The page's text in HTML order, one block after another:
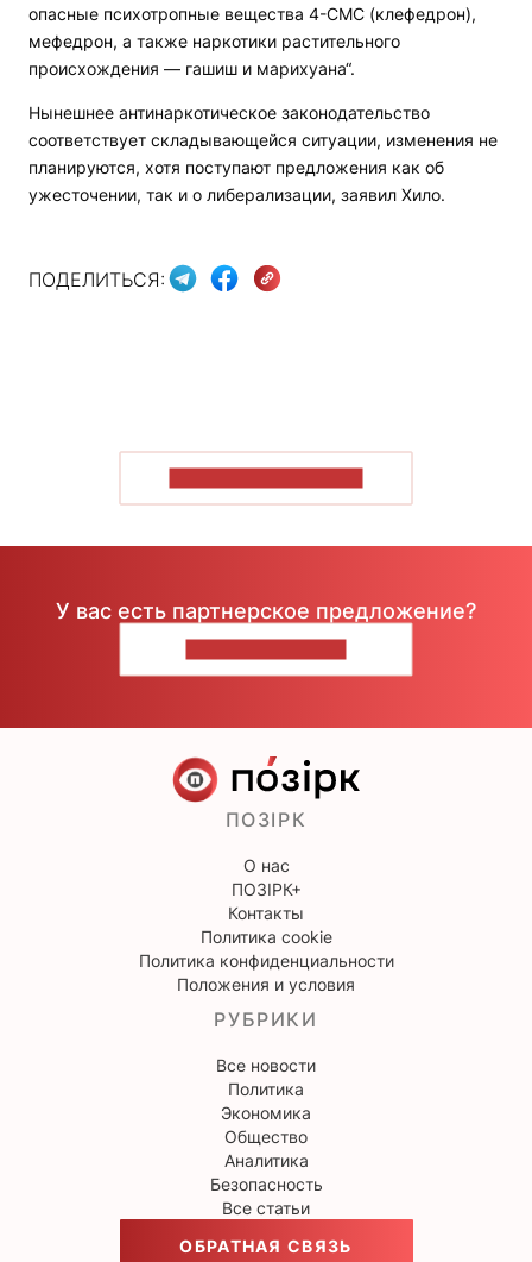
опасные психотропные вещества 4-СМС (клефедрон),
мефедрон, а также наркотики растительного
происхождения — гашиш и марихуана“.
Нынешнее антинаркотическое законодательство
соответствует складывающейся ситуации, изменения не
планируются, хотя поступают предложения как об
ужесточении, так и о либерализации, заявил Хило.
ПОДЕЛИТЬСЯ:
У вас есть партнерское предложение?
ПОЗІРК
О нас
ПОЗІРК+
Контакты
Политика cookie
Политика конфиденциальности
Положения и условия
РУБРИКИ
Все новости
Политика
Экономика
Общество
Аналитика
Безопасность
Все статьи
ОБРАТНАЯ СВЯЗЬ